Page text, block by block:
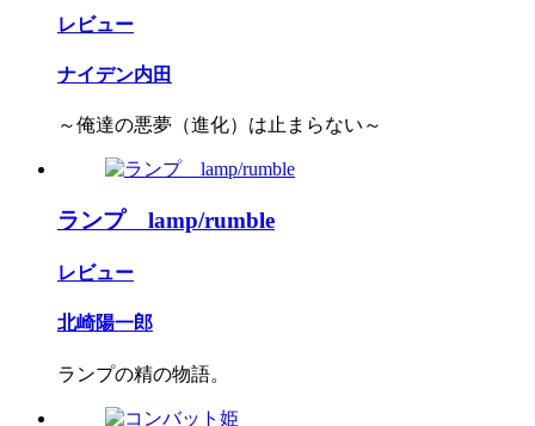
レビュー
ナイデン内田
～俺達の悪夢（進化）は止まらない～
ランプ lamp/rumble
レビュー
北崎陽一郎
ランプの精の物語。